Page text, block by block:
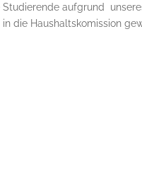
aufgrund
die Haushaltskomission